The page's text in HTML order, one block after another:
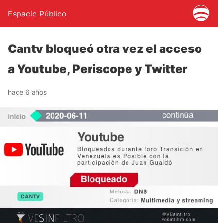
Espacio Público
Cantv bloqueó otra vez el acceso
a Youtube, Periscope y Twitter
hace 6 años